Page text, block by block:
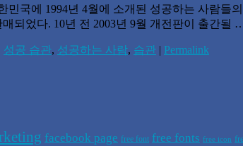
국에 1994년 4월에 소개된 성공하는 사람들
되었다. 10년 전 2003년 9월 개전판이 출간될
성공 습관, 성공하는 사람, 습관 | Permalink
facebook page free font free fonts free icon